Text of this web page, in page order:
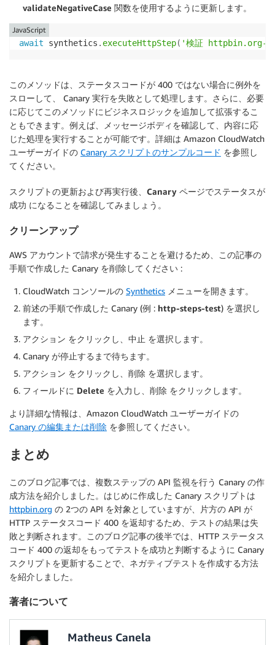
validateNegativeCase 関数を使用するように更新します。
await synthetics . executeHttpStep( '検証 httpbin.org-
JavaScript
このメソッドは、ステータスコードが 400 ではない場合に例外を
スローして、 Canary 実行を失敗として処理します。さらに、必要
に応じてこのメソッドにビジネスロジックを追加して拡張するこ
ともできます。例えば、メッセージボディを確認して、内容に応
じた処理を実行することが可能です。詳細は Amazon CloudWatch
ユーザーガイドの Canary スクリプトのサンプルコード を参照し
てください。
スクリプトの更新および再実行後、 Canary ページでステータスが
成功 になることを確認してみましょう。
クリーンアップ
AWS アカウントで請求が発生することを避けるため、この記事の
手順で作成した Canary を削除してください :
CloudWatch コンソールの Synthetics メニューを開きます。
前述の手順で作成した Canary (例 : http-steps-test) を選択し
ます。
アクション をクリックし、 中止 を選択します。
Canary が停止するまで待ちます。
アクション をクリックし、 削除 を選択します。
フィールドに Delete を入力し、 削除 をクリックします。
より詳細な情報は、Amazon CloudWatch ユーザーガイドの
Canary の編集または削除 を参照してください。
まとめ
このブログ記事では、複数ステップの API 監視を行う Canary の作
成方法を紹介しました。はじめに作成した Canary スクリプトは
httpbin.org の 2つの API を対象としていますが、片方の API が
HTTP ステータスコード 400 を返却するため、テストの結果は失
敗と判断されます。このブログ記事の後半では、HTTP ステータス
コード 400 の返却をもってテストを成功と判断するように Canary
スクリプトを更新することで、ネガティブテストを作成する方法
を紹介しました。
著者について
Matheus Canela